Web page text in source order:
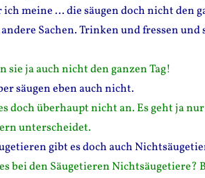
ich meine … die säugen doch nicht den
Sachen. Trinken und fressen
sie ja auch nicht den ganzen Tag!
säugen eben auch nicht.
doch überhaupt nicht an. Es geht ja
unterscheidet.
gibt es doch auch
bei den Säugetieren Nichtsäugetiere?